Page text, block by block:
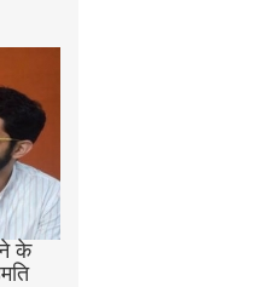
के